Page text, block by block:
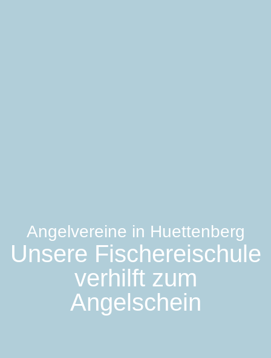
Angelvereine in Huettenberg
Unsere Fischereischule
verhilft zum
Angelschein